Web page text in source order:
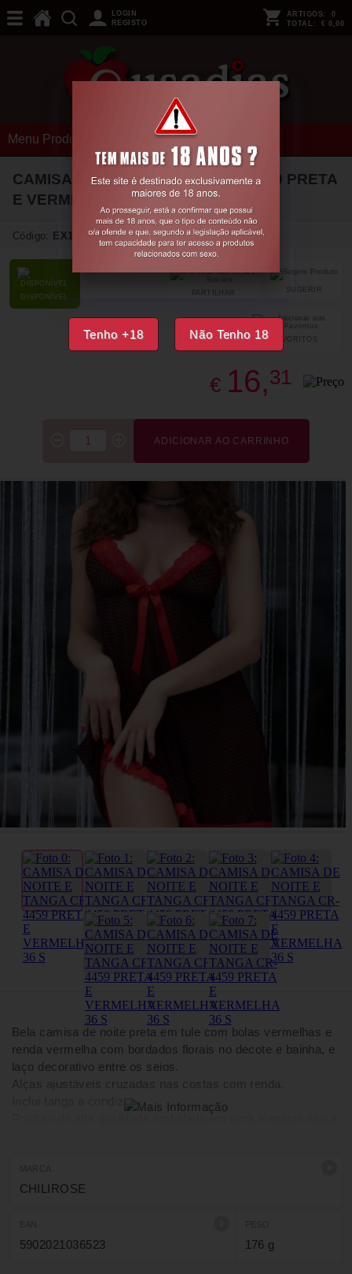
Tenho +18 Não Tenho 18
LOGIN
REGISTO
ARTIGOS: 0
TOTAL: € 0,00
Menu Produtos
CAMISA DE NOITE E TANGA CR-4459 PRETA
E VERMELHA
36 S
Código: EX18688
DISPONÍVEL
SUGERIR
PARTILHAR
FAVORITOS
€ 16,31
ADICIONAR AO CARRINHO
Bela camisa de noite preta em tule com bolas vermelhas e
renda vermelha com bordados florais no decote e bainha, e
laço decorativo entre os seios.
Alças ajustáveis cruzadas nas costas com renda.
Produto de alta qualidade embalado em uma elegante caixa.
CHILIROSE
5902021036523 176 g